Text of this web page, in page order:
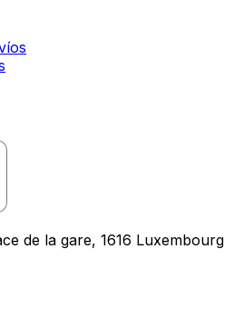
de la gare, 1616 Luxembourg